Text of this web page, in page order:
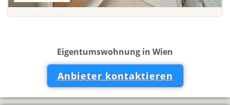
Eigentumswohnung in Wien
Anbieter kontaktieren